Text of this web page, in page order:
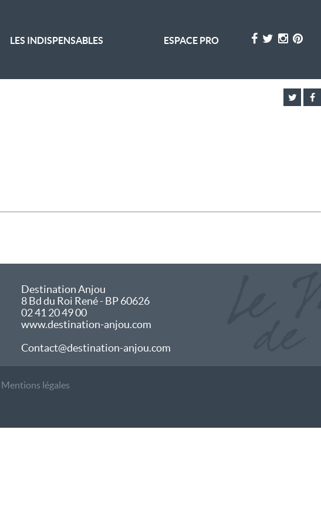
LES INDISPENSABLES ESPACE PRO
Destination Anjou
8 Bd du Roi René - BP 60626
02 41 20 49 00
www.destination-anjou.com
Contact@destination-anjou.com
Mentions légales